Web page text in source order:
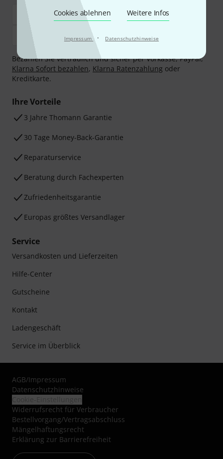
Cookies ablehnen Weitere Infos
Impressum · Datenschutzhinweise
Bezahlen Sie vertraulich und sicher per Vorkasse, PayPal,
Klarna Sofort bezahlen, Klarna Ratenzahlung oder
Kreditkarte.
Ihre Vorteile
3 Jahre Thomann Garantie
30 Tage Money-Back-Garantie
Reparaturservice
Beratung durch Fachexperten
Zufriedenheitsgarantie
Europas größtes Versandlager
Service
Versandkosten und Lieferzeiten
Hilfe-Center
Gutscheine
Kontakt
Ladengeschäft
Service im Überblick
AGB/Impressum
Datenschutzhinweise
Widerrufsrecht für Verbraucher
Bestellvorgang/Vertragsabschluss
Mängelhaftungsrecht
Erklärung zur Barrierefreiheit